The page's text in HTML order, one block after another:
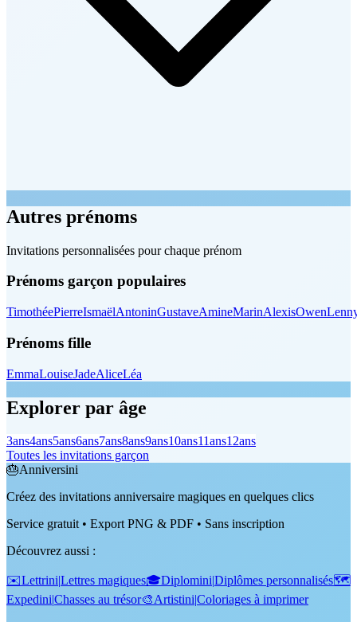
Autres prénoms
Invitations personnalisées pour chaque prénom
Prénoms garçon populaires
TimothéePierreIsmaëlAntoninGustaveAmineMarinAlexisOwen
Prénoms fille
EmmaLouiseJadeAliceLéa
Explorer par âge
3ans4ans5ans6ans7ans8ans9ans10ans11ans12ans
Toutes les invitations garçon
🎂Anniversini
Créez des invitations anniversaire magiques en quelques clics
Service gratuit • Export PNG & PDF • Sans inscription
Découvrez aussi :
✉️Lettrini|Lettres magiques🎓Diplomini|Diplômes personnalisés🗺️
Expedini|Chasses au trésor🎨Artistini|Coloriages à imprimer